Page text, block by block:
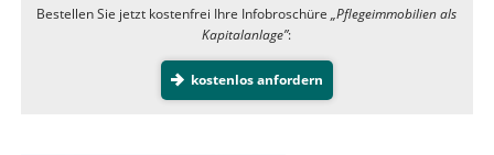
Bestellen Sie jetzt kostenfrei Ihre Infobroschüre„Pflegeimmobilien als
Kapitalanlage”:
kostenlos anfordern